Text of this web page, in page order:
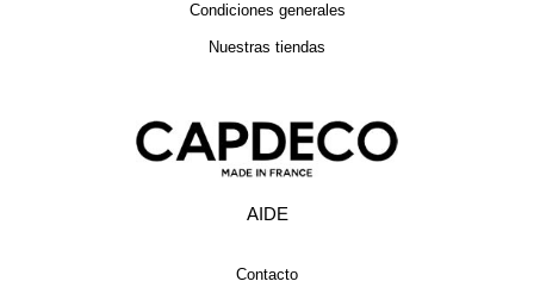
Condiciones generales
Nuestras tiendas
AIDE
Contacto